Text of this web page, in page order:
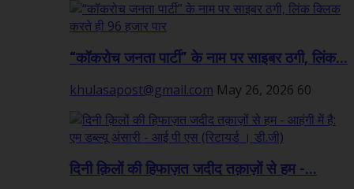
“कॉकरोच जनता पार्टी” के नाम पर साइबर ठगी, लिंक...
khulasapost@gmail.com May 26, 2026 60
दिनी क़िलों की हिफाज़त जदीद तक़ाज़ों से हम -...